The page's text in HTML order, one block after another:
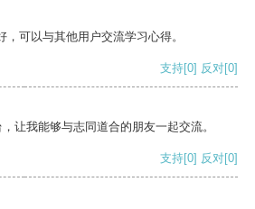
可以与其他用户交流学习心得。
支持[0] 反对[0]
让我能够与志同道合的朋友一起交流。
支持[0] 反对[0]